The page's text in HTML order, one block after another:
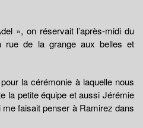
», on réservait l’après-midi du
rue de la grange aux belles et
la cérémonie à laquelle nous
la petite équipe et aussi Jérémie
faisait penser à Ramirez dans